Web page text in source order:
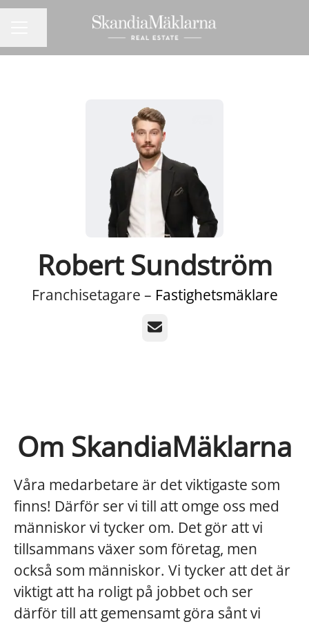
Robert Sundström
Franchisetagare – Fastighetsmäklare
E-post
Om SkandiaMäklarna
Våra medarbetare är det viktigaste som
finns! Därför ser vi till att omge oss med
människor vi tycker om. Det gör att vi
tillsammans växer som företag, men
också som människor. Vi tycker att det är
viktigt att ha roligt på jobbet och ser
därför till att gemensamt göra sånt vi